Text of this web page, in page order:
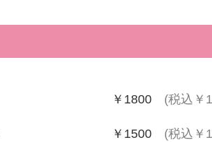
￥1800 (税込￥
￥1500 (税込￥